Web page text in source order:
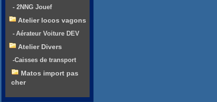
- 2NNG Jouef
Atelier locos vagons
- Aérateur Voiture DEV
Atelier Divers
-Caisses de transport
Matos import pas
cher